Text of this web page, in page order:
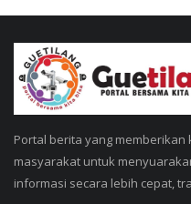
Portal berita yang
masyarakat untuk
informasi secara lebih cepat,